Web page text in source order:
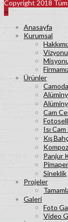
Copyright 2018 Tüm
Anasayfa
Kurumsal
Ürünler
Cam
Isı
Kış
Panjur
Sineklik
Projeler
Galeri
Foto
Video